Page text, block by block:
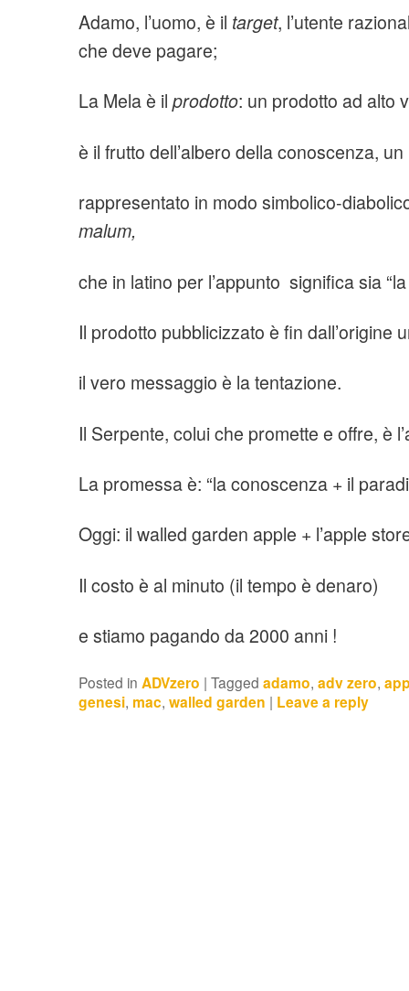
Adamo, l’uomo, è il target, l’utente
che deve pagare;
La Mela è il prodotto: un prodotto ad alto
è il frutto dell’albero della conoscenza,
rappresentato in modo simbolico-
malum,
che in latino per l’appunto significa sia
Il prodotto pubblicizzato è fin dall’origine
il vero messaggio è la tentazione.
Il Serpente, colui che promette e offre, è
La promessa è: “la conoscenza + il
Oggi: il walled garden apple + l’apple
Il costo è al minuto (il tempo è denaro)
e stiamo pagando da 2000 anni !
Posted in ADVzero | Tagged adamo, adv zero,
genesi, mac, walled garden | Leave a reply